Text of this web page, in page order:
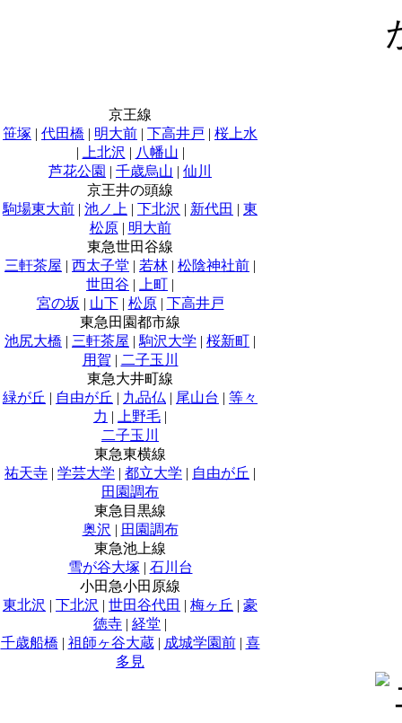
京王線
笹塚 | 代田橋 | 明大前 | 下高井戸 | 桜上水
|
上北沢 | 八幡山 |
芦花公園 | 千歳烏山 | 仙川
京王井の頭線
駒場東大前 | 池ノ上 | 下北沢 | 新代田 | 東
松原| 明大前
東急世田谷線
三軒茶屋 | 西太子堂 | 若林 | 松陰神社前 |
世田谷 | 上町 |
宮の坂 | 山下| 松原| 下高井戸
東急田園都市線
池尻大橋 | 三軒茶屋 | 駒沢大学 | 桜新町 |
用賀 | 二子玉川
東急大井町線
緑が丘 | 自由が丘 | 九品仏 | 尾山台 | 等々
力 | 上野毛 |
二子玉川
東急東横線
祐天寺 | 学芸大学 | 都立大学 | 自由が丘 |
田園調布
東急目黒線
奥沢 | 田園調布
東急池上線
雪が谷大塚 | 石川台
小田急小田原線
東北沢 | 下北沢 | 世田谷代田 | 梅ヶ丘 | 豪
徳寺 | 経堂 |
千歳船橋 | 祖師ヶ谷大蔵| 成城学園前| 喜
多見